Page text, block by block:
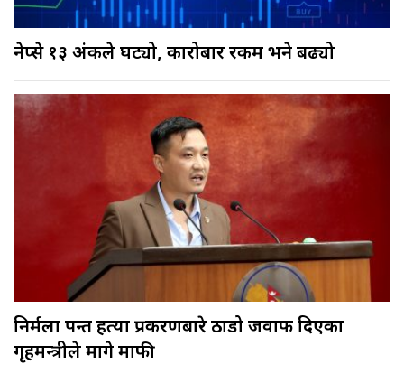
नेप्से १३ अंकले घट्यो, कारोबार रकम भने बढ्यो
निर्मला पन्त हत्या प्रकरणबारे ठाडो जवाफ दिएका
गृहमन्त्रीले मागे माफी